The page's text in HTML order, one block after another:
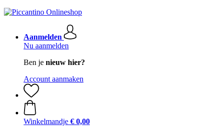
Aanmelden
Nu aanmelden
Ben je nieuw hier?
Account aanmaken
Winkelmandje € 0,00